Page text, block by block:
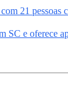
21 pessoas
SC e oferece